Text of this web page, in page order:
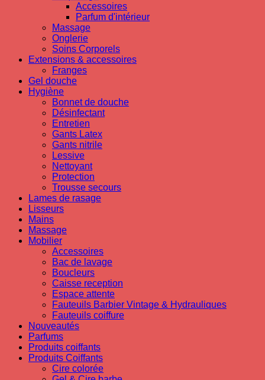
Accessoires
Parfum d'intérieur
Massage
Onglerie
Soins Corporels
Extensions & accessoires
Franges
Gel douche
Hygiène
Bonnet de douche
Désinfectant
Entretien
Gants Latex
Gants nitrile
Lessive
Nettoyant
Protection
Trousse secours
Lames de rasage
Lisseurs
Mains
Massage
Mobilier
Accessoires
Bac de lavage
Boucleurs
Caisse reception
Espace attente
Fauteuils Barbier Vintage & Hydrauliques
Fauteuils coiffure
Nouveautés
Parfums
Produits coiffants
Produits Coiffants
Cire colorée